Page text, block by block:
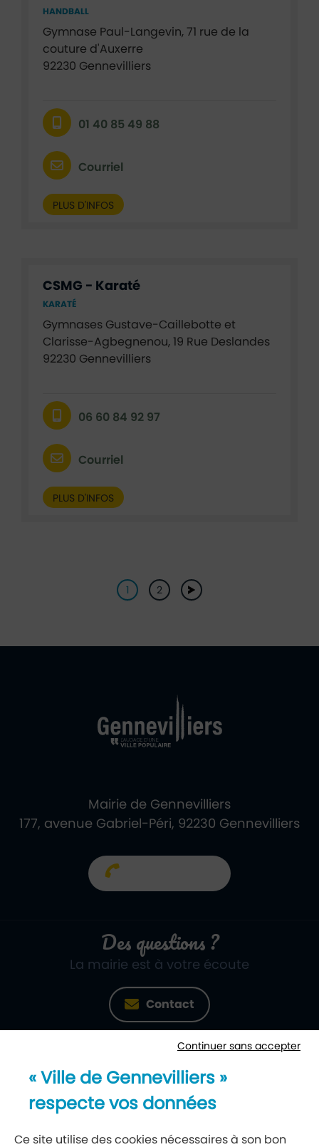
HANDBALL
Gymnase Paul-Langevin, 71 rue de la
couture d'Auxerre
92230 Gennevilliers
01 40 85 49 88
Courriel
PLUS D'INFOS
CSMG - Karaté
KARATÉ
Gymnases Gustave-Caillebotte et
Clarisse-Agbegnenou, 19 Rue Deslandes
92230 Gennevilliers
06 60 84 92 97
Courriel
PLUS D'INFOS
Pagination
2
suivant
Mairie de Gennevilliers
177, avenue Gabriel-Péri, 92230 Gennevilliers
Des questions ?
La mairie est à votre écoute
Contact
Newsletter
Continuer sans accepter
« Ville de Gennevilliers »
respecte vos données
Ce site utilise des cookies nécessaires à son bon